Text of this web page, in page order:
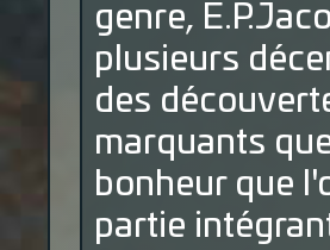
genre,
plusieurs
des
marquants
bonheur que
partie